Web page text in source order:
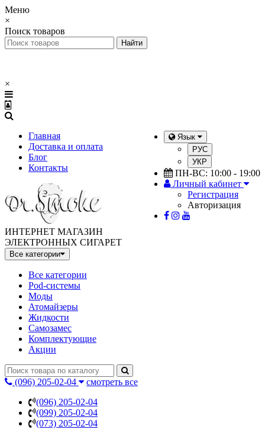
Меню
×
Поиск товаров
×
Главная
Доставка и оплата
Блог
Контакты
Язык
РУС
УКР
ПН-ВС: 10:00 - 19:00
Личный кабинет
Регистрация
Авторизация
ИНТЕРНЕТ МАГАЗИН
ЭЛЕКТРОННЫХ СИГАРЕТ
Все категории
Все категории
Pod-системы
Моды
Атомайзеры
Жидкости
Самозамес
Комплектующие
Акции
(096) 205-02-04
смотреть все
(096) 205-02-04
(099) 205-02-04
(073) 205-02-04